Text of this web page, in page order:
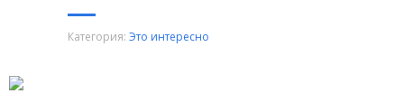
Категория: Это интересно